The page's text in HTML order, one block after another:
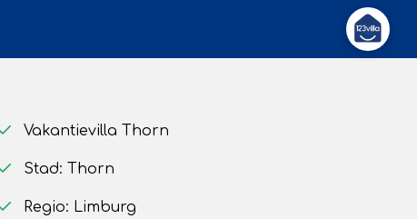
Vakantievilla Thorn
Stad: Thorn
Regio: Limburg